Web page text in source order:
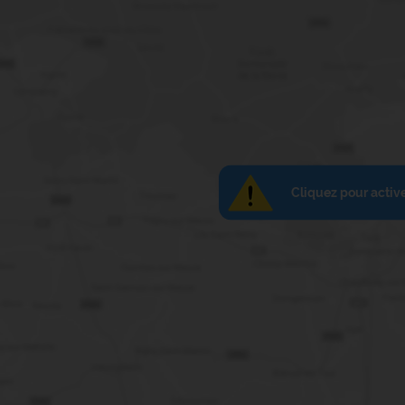
Cliquez pour